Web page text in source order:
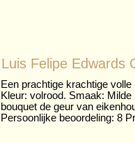
Luis Felipe Edwards
Een prachtige krachtige
Kleur: volrood. Smaak:
bouquet de geur van
Persoonlijke beoordeling: 8